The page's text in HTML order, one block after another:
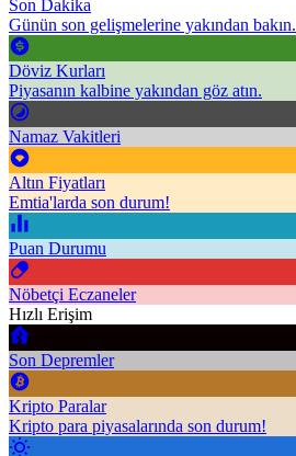
Son Dakika
Günün son gelişmelerine yakından bakın.
Döviz Kurları
Piyasanın kalbine yakından göz atın.
Namaz Vakitleri
Altın Fiyatları
Emtia'larda son durum!
Puan Durumu
Nöbetçi Eczaneler
Hızlı Erişim
Son Depremler
Kripto Paralar
Kripto para piyasalarında son durum!